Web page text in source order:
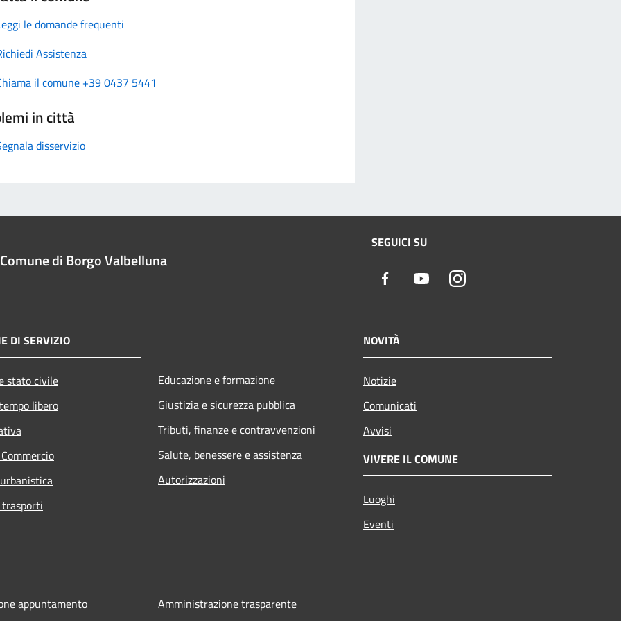
le domande frequenti
Assistenza
il comune +39 0437 5441
in città
disservizio
Comune di Borgo Valbelluna
SEGUICI SU
Facebook YoutubeInstagram
DI SERVIZIO
stato civile
libero
Educazione e formazione
Giustizia e sicurezza pubblica
Tributi, finanze e contravvenzioni
Salute, benessere e assistenza
Autorizzazioni
NOVITÀ
Notizie
Comunicati
Avvisi
VIVERE IL COMUNE
Luoghi
Eventi
appuntamento
Amministrazione trasparente